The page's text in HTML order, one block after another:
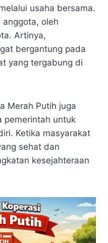
usaha bersama.
oleh
Artinya,
bergantung pada
yang tergabung di
Merah Putih juga
pemerintah untuk
Ketika masyarakat
sehat dan
kesejahteraan